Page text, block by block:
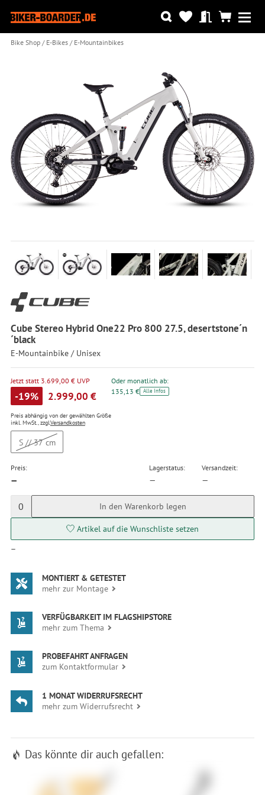
Bike Shop E-Bikes E-Mountainbikes
Cube Stereo Hybrid One22 Pro 800 27.5, desertstone´n
´black
E-Mountainbike / Unisex
Jetzt statt 3.699,00 € UVP
-19% 2.999,00 €
Preis abhängig von der gewählten Größe
inkl. MwSt., zzgl.Versandkosten
Oder monatlich ab:
135,13 € Alle Infos
S // 37 cm
Preis:
—
Lagerstatus:
—
Versandzeit:
—
0 In den Warenkorb legen
Artikel auf die Wunschliste setzen
—
MONTIERT & GETESTET
mehr zur Montage
VERFÜGBARKEIT IM FLAGSHIPSTORE
mehr zum Thema
PROBEFAHRT ANFRAGEN
zum Kontaktformular
1 MONAT WIDERRUFSRECHT
mehr zum Widerrufsrecht
Das könnte dir auch gefallen: